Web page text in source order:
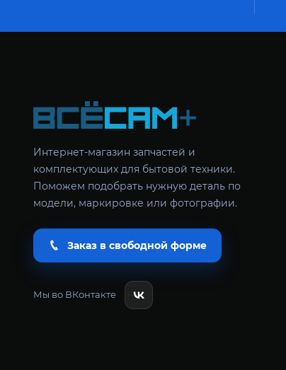
Интернет-магазин запчастей и
комплектующих для бытовой техники.
Поможем подобрать нужную деталь по
модели, маркировке или фотографии.
Заказ в свободной форме
Мы во ВКонтакте